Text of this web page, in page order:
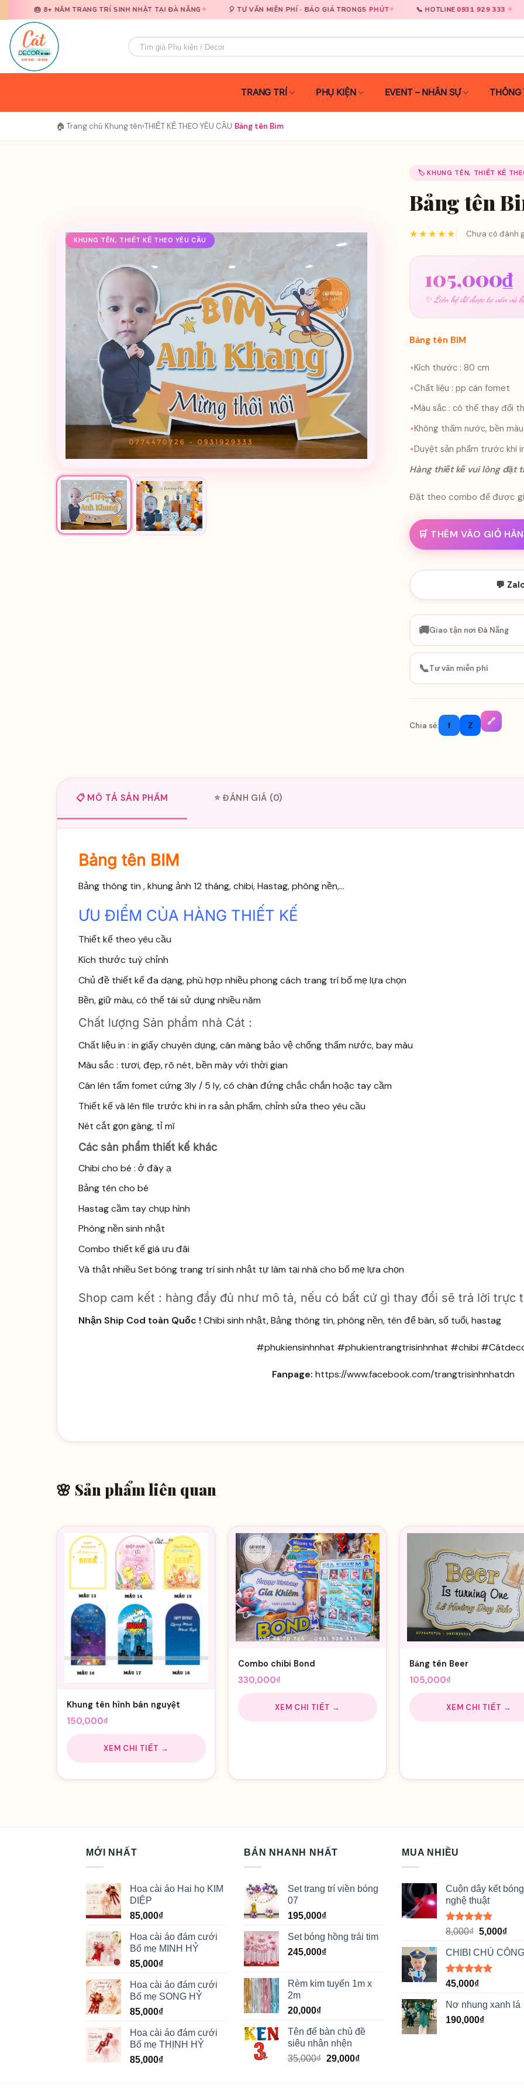
qua
nội
dung
qua
nội
dung
TRANG TRÍ SINH NHẬT TẠI ĐÀ NẴNG✦ 🎈 TƯ VẤN MIỄN PHÍ · BÁO GIÁ TRONG5 PHÚT✦ 📞 HOTLINE 0931 929 333✦ 🚀 GIAO
Tìm
kiếm:
TRANG TRÍ PHỤ KIỆN EVENT – NHÂN SỰ THÔNG
🏠 Trang chủ Khung tên›THIẾT KẾ THEO YÊU CẦU Bảng tên Bim
KHUNG TÊN, THIẾT KẾ THEO YÊU CẦU
🏷️ KHUNG TÊN, THIẾT KẾ
Bảng tên
★★★★★ Chưa có đánh
105,000₫
✨ Liên hệ để được tư vấn và
Bảng tên BIM
Kích thước : 80 cm
Chất liệu : pp cán fomet
Màu sắc : có thế thay đổi
Không thấm nước, bền
Duyệt sản phẩm trước khi
Hàng thiết kế vui lòng đặt
Đặt theo combo để được
🛒 THÊM VÀO GIỎ
💬
🚚Giao tận nơi Đà Nẵng
📞Tư vấn miễn phí
Chia sẻ: f Z 🔗
📋 MÔ TẢ SẢN PHẨM ⭐ ĐÁNH GIÁ (0)
Bảng tên BIM
Bảng thông tin , khung ảnh 12 tháng, chibi, Hastag, phông nền,...
ƯU ĐIỂM CỦA HÀNG THIẾT KẾ
Thiết kế theo yêu cầu
Kích thước tuỳ chỉnh
Chủ đề thiết kế đa dạng, phù hợp nhiều phong cách trang trí bố mẹ lựa chọn
Bền, giữ màu, có thể tái sử dụng nhiều năm
Chất lượng Sản phẩm nhà Cát :
Chất liệu in : in giấy chuyên dụng, cán màng bảo vệ chống thấm nước, bay màu
Màu sắc : tươi, đẹp, rõ nét, bền mày với thời gian
Cán lên tấm fomet cứng 3ly / 5 ly, có chân đứng chắc chắn hoặc tay cầm
Thiết kế và lên file trước khi in ra sản phẩm, chỉnh sửa theo yêu cầu
Nét cắt gọn gàng, tỉ mĩ
Các sản phẩm thiết kế khác
Chibi cho bé : ở đây ạ
Bảng tên cho bé
Hastag cầm tay chụp hình
Phông nền sinh nhật
Combo thiết kế giá ưu đãi
Và thật nhiều Set bóng trang trí sinh nhật tự làm tại nhà cho bố mẹ lựa chọn
Shop cam kết : hàng đầy đủ như mô tả, nếu có bất cứ gì thay đổi sẽ trả lời trực
Nhận Ship Cod toàn Quốc ! Chibi sinh nhật, Bảng thông tin, phông nền, tên để bàn, số tuổi, hastag
#phukiensinhnhat #phukientrangtrisinhnhat #chibi
Fanpage: https://www.facebook.com/trangtrisinhnhatdn
🌸 Sản phẩm liên quan
Khung tên hình bán nguyệt
150,000₫
XEM CHI TIẾT →
Combo chibi Bond
330,000₫
XEM CHI TIẾT →
Bảng tên Beer
105,000₫
XEM CHI TIẾT →
MỚI NHẤT
Hoa cài áo Hai họ KIM
DIỆP
85,000₫
Hoa cài áo đám cưới
Bố mẹ MINH HỶ
85,000₫
Hoa cài áo đám cưới
Bố mẹ SONG HỶ
85,000₫
Hoa cài áo đám cưới
Bố mẹ THỊNH HỶ
85,000₫
BÁN NHANH NHẤT
Set trang trí viền bóng
07
195,000₫
Set bóng hồng trái tim
245,000₫
Rèm kim tuyến 1m x
2m
20,000₫
Tên để bàn chủ đề
siêu nhân nhện
35,000₫ Giá
29,000₫Giá
MUA NHIỀU
Cuộn dây kết bóng
nghệ thuật
Được xếp
5 sao
8,000₫ Giá
là:
8,000₫.
5,000₫Giá
tại
CHIBI CHÚ
Được xếp
5 sao
45,000₫
Nơ nhung xanh lá
190,000₫